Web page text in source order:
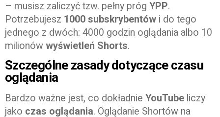
– musisz zaliczyć tzw. pełny próg YPP.
Potrzebujesz 1000 subskrybentów i do tego
jednego z dwóch: 4000 godzin oglądania albo 10
milionów wyświetleń Shorts.
Szczególne zasady dotyczące czasu
oglądania
Bardzo ważne jest, co dokładnie YouTube liczy
jako czas oglądania. Oglądanie Shortów na